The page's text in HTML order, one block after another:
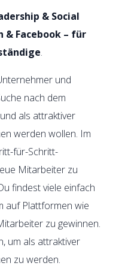
& Social
Facebook – für
.
und
nach dem
als attraktiver
werden wollen. Im
für-Schritt-
Mitarbeiter zu
findest viele einfach
auf Plattformen wie
zu gewinnen.
um als attraktiver
zu werden.